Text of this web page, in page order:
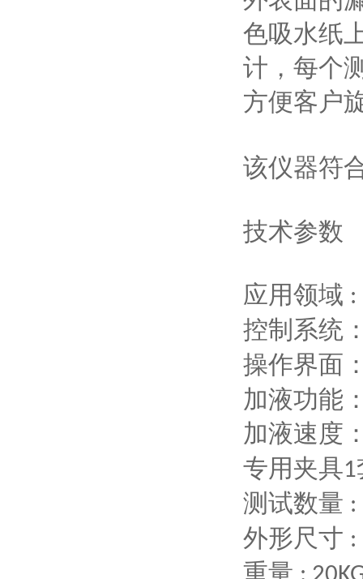
色吸水纸
计，每个
方便客户
该仪器符
技术参数
应用领域 :
控制系统
操作界面
加液功能
加液速度
专用夹具1
测试数量 :
外形尺寸 :
重量